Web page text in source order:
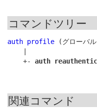
コマンドツリー
auth profile (グローバ
    +-
auth
関連コマンド